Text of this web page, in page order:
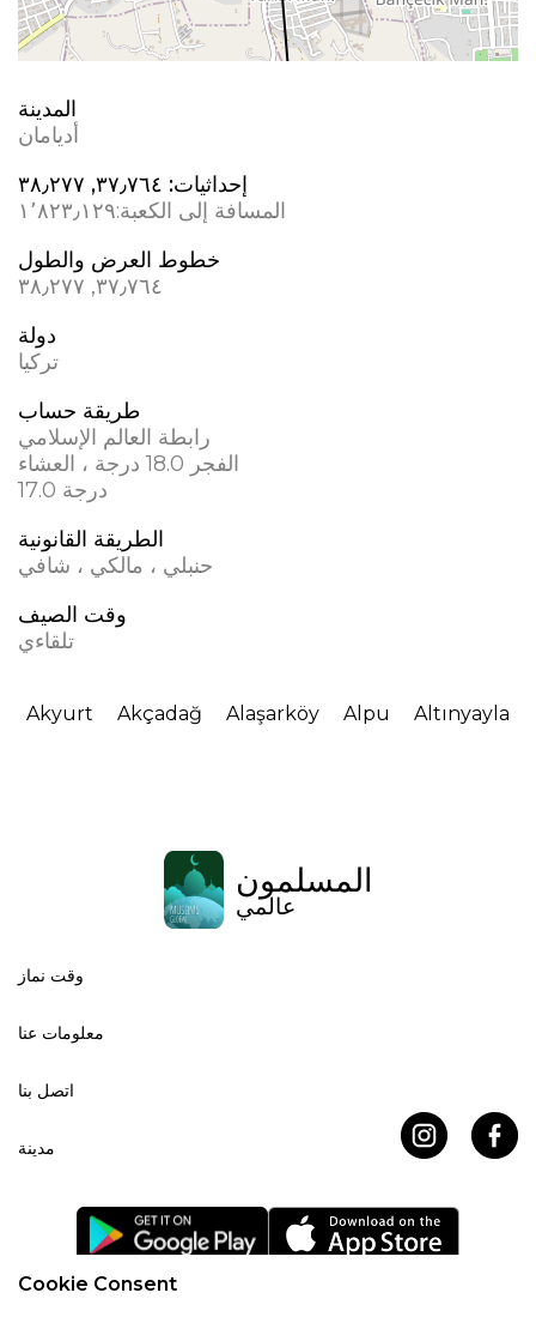
Cookie Consent
المدينة
أديامان
إحداثيات: ٣٧٫٧٦٤, ٣٨٫٢٧٧
المسافة إلى الكعبة:١٬٨٢٣٫١٢٩
خطوط العرض والطول
٣٧٫٧٦٤, ٣٨٫٢٧٧
دولة
تركيا
طريقة حساب
رابطة العالم الإسلامي
الفجر 18.0 درجة ، العشاء
17.0 درجة
الطريقة القانونية
حنبلي ، مالكي ، شافي
وقت الصيف
تلقاءي
Akyurt Akçadağ Alaşarköy Alpu Altınyayla
المسلمون
عالمي
وقت نماز
معلومات عنا
اتصل بنا
مدينة